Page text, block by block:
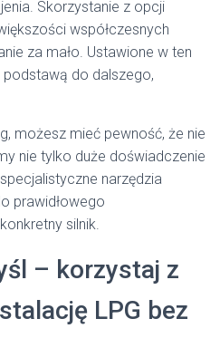
Skorzystanie z opcji
współczesnych
za mało. Ustawione w ten
do dalszego,
możesz mieć pewność, że nie
nie tylko duże doświadczenie
narzędzia
prawidłowego
silnik.
– korzystaj z
LPG bez